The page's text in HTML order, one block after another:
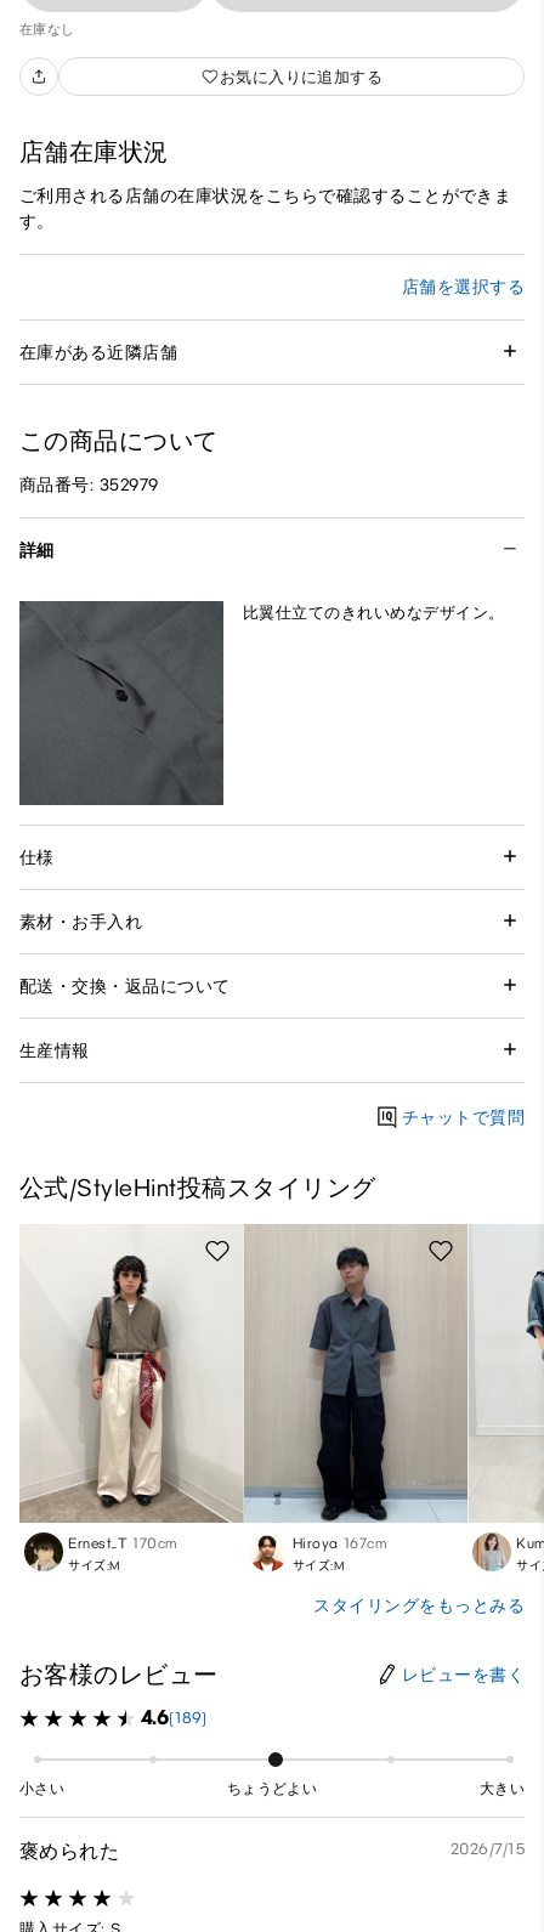
在庫なし
お気に入りに追加する
店舗在庫状況
ご利用される店舗の在庫状況をこちらで確認することができま
す。
店舗を選択する
在庫がある近隣店舗
この商品について
商品番号: 352979
詳細
比翼仕立てのきれいめなデザイン。
仕様
素材・お手入れ
配送・交換・返品について
生産情報
チャットで質問
公式/StyleHint投稿スタイリング
Ernest_T 170cm
サイズ:M
Hiroya 167cm
サイズ:M サイ
スタイリングをもっとみる
お客様のレビュー レビューを書く
4.6(189)
小さい ちょうどよい 大きい
褒められた 2026/7/15